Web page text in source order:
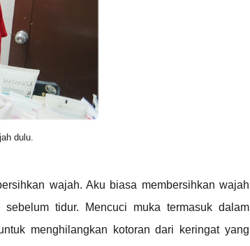
dulu.
wajah. Aku biasa membersihkan wajah
tidur. Mencuci muka termasuk dalam
menghilangkan kotoran dari keringat yang